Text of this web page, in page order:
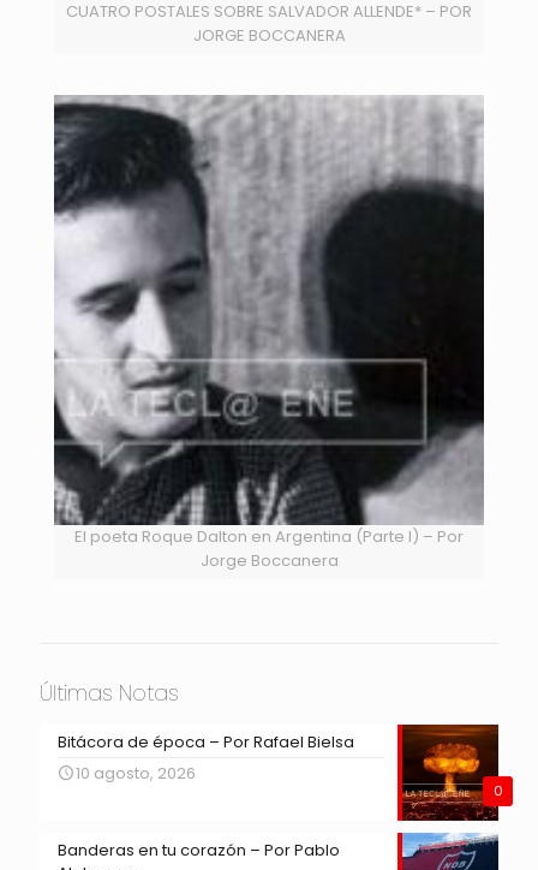
CUATRO POSTALES SOBRE SALVADOR ALLENDE* – POR
JORGE BOCCANERA
El poeta Roque Dalton en Argentina (Parte I) – Por
Jorge Boccanera
Últimas Notas
0
Bitácora de época – Por Rafael Bielsa
10 agosto, 2026
Banderas en tu corazón – Por Pablo